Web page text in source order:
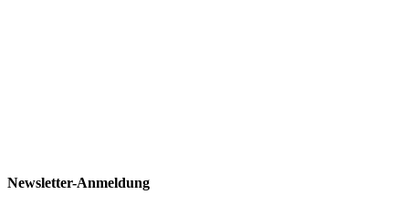
Newsletter-Anmeldung